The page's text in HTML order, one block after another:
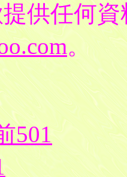
供任何
。
501